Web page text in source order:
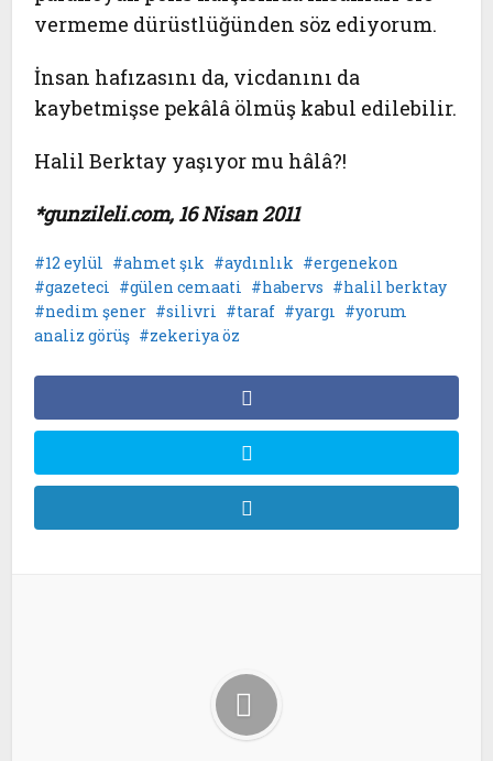
vermeme dürüstlüğünden söz ediyorum.
İnsan hafızasını da, vicdanını da
kaybetmişse pekâlâ ölmüş kabul edilebilir.
Halil Berktay yaşıyor mu hâlâ?!
*gunzileli.com, 16 Nisan 2011
12 eylül ahmet şık aydınlık
ergenekon
gazeteci
gülen cemaati habervs
halil berktay
nedim şener
silivri taraf yargı
yorum
analiz görüş
zekeriya öz